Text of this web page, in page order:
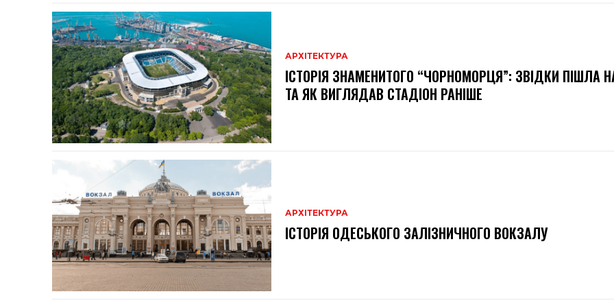
АРХІТЕКТУРА
ІСТОРІЯ ЗНАМЕНИТОГО “ЧОРНОМОРЦЯ”: ЗВІДКИ ПІШЛА
ТА ЯК ВИГЛЯДАВ СТАДІОН РАНІШЕ
АРХІТЕКТУРА
ІСТОРІЯ ОДЕСЬКОГО ЗАЛІЗНИЧНОГО ВОКЗАЛУ